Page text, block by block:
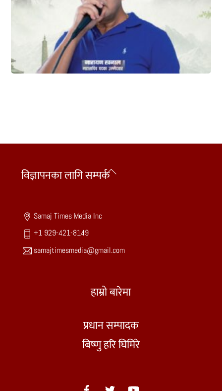
Back
विज्ञापनका लागि सम्पर्क
Samaj Times Media Inc
+1 929-421-8149
samajtimesmedia@gmail.com
हाम्रो बारेमा
प्रधान सम्पादक
बिष्णु हरि घिमिरे